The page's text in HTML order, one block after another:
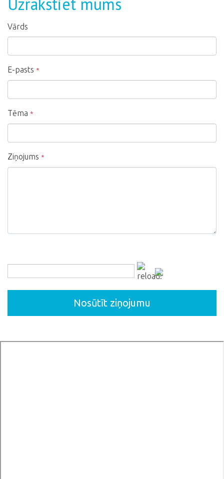
Vārds
E-pasts *
Tēma *
Ziņojums *
Nosūtīt ziņojumu